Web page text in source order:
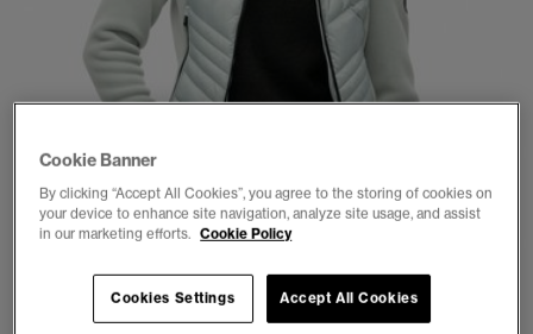
1 2 3 4 5
Cookie Banner
By clicking “Accept All Cookies”, you agree to the storing of cookies on
your device to enhance site navigation, analyze site usage, and assist
in our marketing efforts. Cookie Policy
Cookies Settings Accept All Cookies